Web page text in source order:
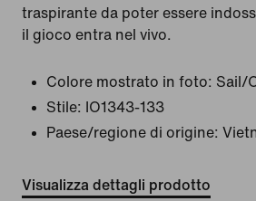
traspirante da poter essere
il gioco entra nel vivo.
Colore mostrato in foto: Sail/
Stile:
IO1343-133
Paese/regione di origine:
Visualizza dettagli prodotto